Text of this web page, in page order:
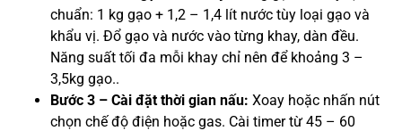
chuẩn: 1 kg gạo + 1,2 – 1,4 lít nước tùy loại gạo và
khẩu vị. Đổ gạo và nước vào từng khay, dàn đều.
Năng suất tối đa mỗi khay chỉ nên để khoảng 3 –
3,5kg gạo..
Bước 3 – Cài đặt thời gian nấu: Xoay hoặc nhấn nút
chọn chế độ điện hoặc gas. Cài timer từ 45 – 60